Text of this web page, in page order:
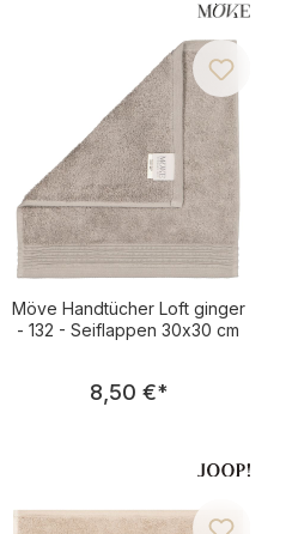
Möve Handtücher Loft ginger
- 132 - Seiflappen 30x30 cm
Regulärer Preis:
8,50 €*